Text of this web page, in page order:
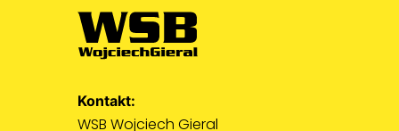
Kontakt:
WSB Wojciech Gieral